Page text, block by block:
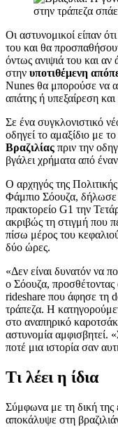
Οι αστυνομικοί είπαν
του και θα
όντως ανιψιά του και αν
στην υποτιθέμενη
Nunes θα μπορούσε να
απάτης ή υπεξαίρεση
Σε ένα συγκλονιστικό
οδηγεί το αμαξίδιο με
Βραζιλίας πριν την
βγάλει χρήματα από
Ο αρχηγός της
Φάμπιο Σόουζα, δήλωσε
πρακτορείο G1 την
ακριβώς τη στιγμή που
πίσω μέρος του
δύο ώρες.
«Δεν είναι δυνατόν να
ο Σόουζα, προσθέτοντας
rideshare που άφησε τη
τράπεζα. Η
στο αναπηρικό
αστυνομία αμφισβητεί.
ποτέ μια ιστορία σαν
Τι λέει η ίδια
Σύμφωνα με τη δική της
αποκάλυψε στη